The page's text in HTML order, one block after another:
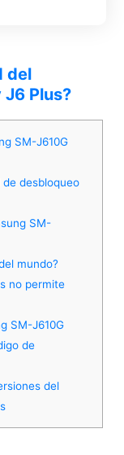
del
J6 Plus?
SM-J610G
desbloqueo
SM-
mundo?
no permite
SM-J610G
de
del